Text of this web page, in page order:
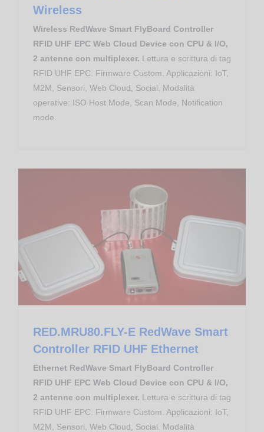
Wireless
Wireless RedWave Smart FlyBoard Controller
RFID UHF EPC Web Cloud Device con CPU & I/O,
2 antenne con multiplexer. Lettura e scrittura di tag
RFID UHF EPC. Firmware Custom. Applicazioni: IoT,
M2M, Sensori, Web Cloud, Social. Modalità
operative: ISO Host Mode, Scan Mode, Notification
mode.
RED.MRU80.FLY-E RedWave Smart
Controller RFID UHF Ethernet
Ethernet RedWave Smart FlyBoard Controller
RFID UHF EPC Web Cloud Device con CPU & I/O,
2 antenne con multiplexer. Lettura e scrittura di tag
RFID UHF EPC. Firmware Custom. Applicazioni: IoT,
M2M, Sensori, Web Cloud, Social. Modalità